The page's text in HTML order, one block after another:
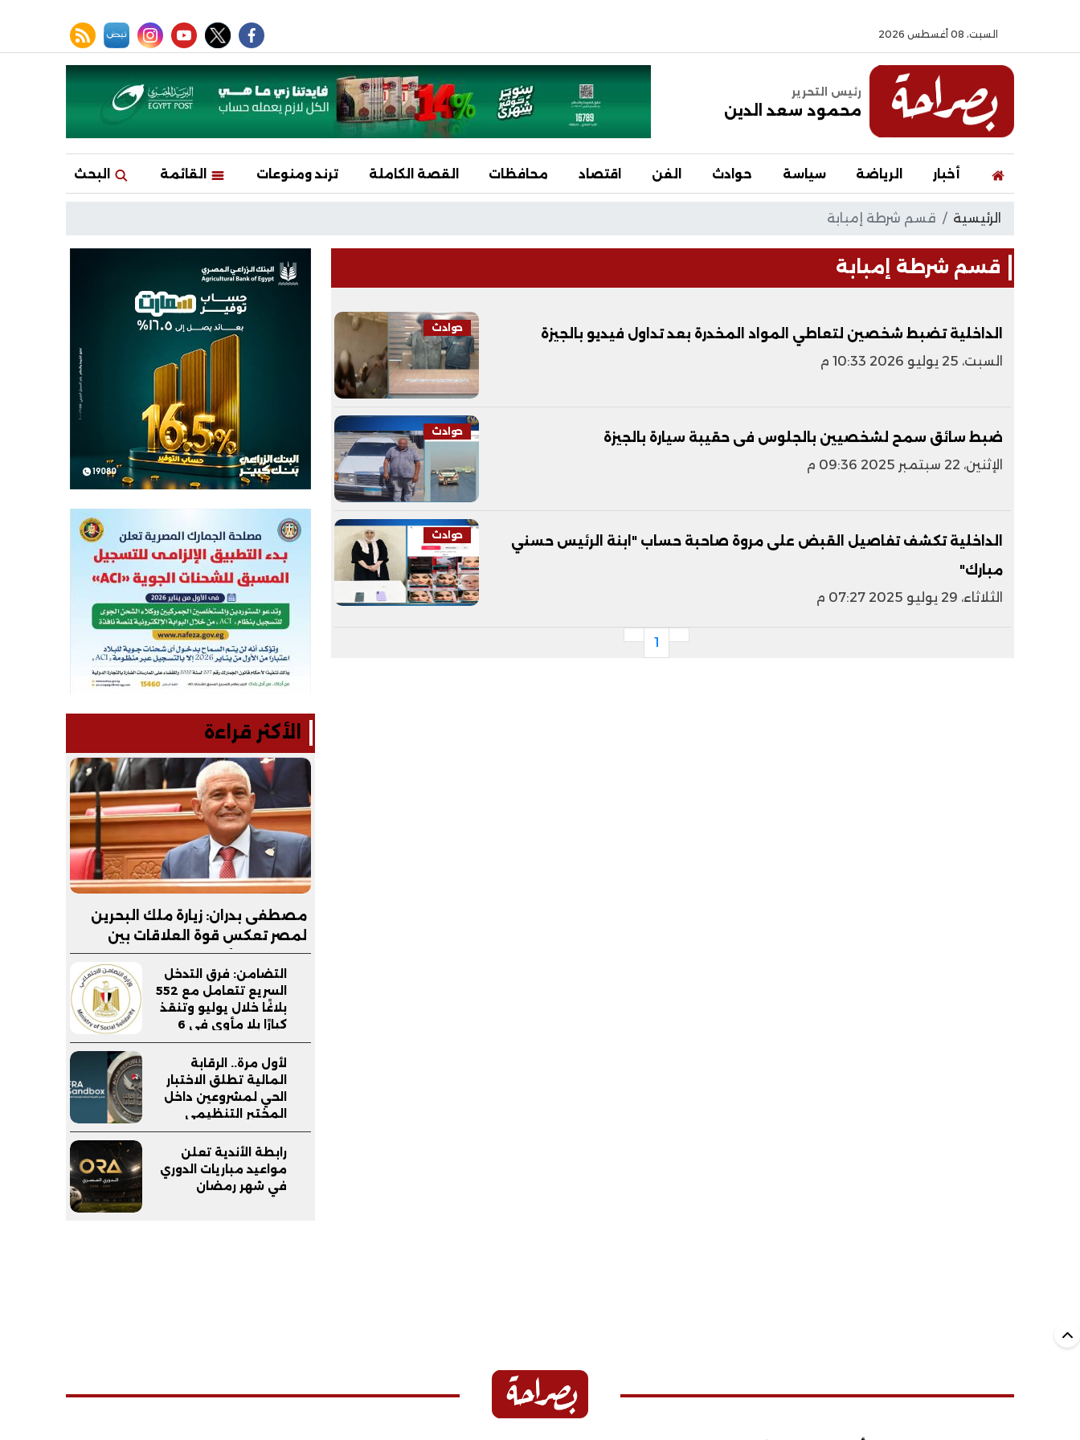
السبت، 08 أغسطس 2026
facebook
twitter
youtube
instagram
نبض rss feed
رئيس التحرير
محمود سعد الدين
أخبار الرياضة سياسة حوادث الفن اقتصاد محافظات القصة الكاملة ترند ومنوعات القائمة البحث
الرئيسية قسم شرطة إمبابة
قسم شرطة إمبابة
حوادث
الداخلية تضبط شخصين لتعاطي المواد المخدرة بعد تداول فيديو بالجيزة
السبت، 25 يوليو 2026 10:33 م
حوادث
ضبط سائق سمح لشخصيين بالجلوس فى حقيبة سيارة بالجيزة
الإثنين، 22 سبتمبر 2025 09:36 م
حوادث
الداخلية تكشف تفاصيل القبض على مروة صاحبة حساب "ابنة الرئيس حسني
مبارك"
الثلاثاء، 29 يوليو 2025 07:27 م
1
الأكثر قراءة
مصطفى بدران: زيارة ملك البحرين
لمصر تعكس قوة العلاقات بين
البلدين.. والأمن القومي الخليجي
جزء لا يتجزأ من الأمن القومي
المصري
التضامن: فرق التدخل
السريع تتعامل مع 552
بلاغًا خلال يوليو وتنقذ
كبارًا بلا مأوى في 6
محافظات
لأول مرة.. الرقابة
المالية تطلق الاختبار
الحي لمشروعين داخل
المختبر التنظيمي
(FRA-Sandbox)
رابطة الأندية تعلن
مواعيد مباريات الدوري
في شهر رمضان